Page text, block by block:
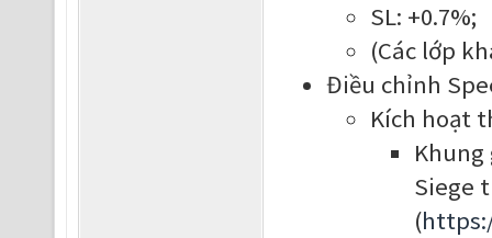
SL: +0.7%;
(Các lớp
Điều chỉnh
Kích hoạt
Siege
(